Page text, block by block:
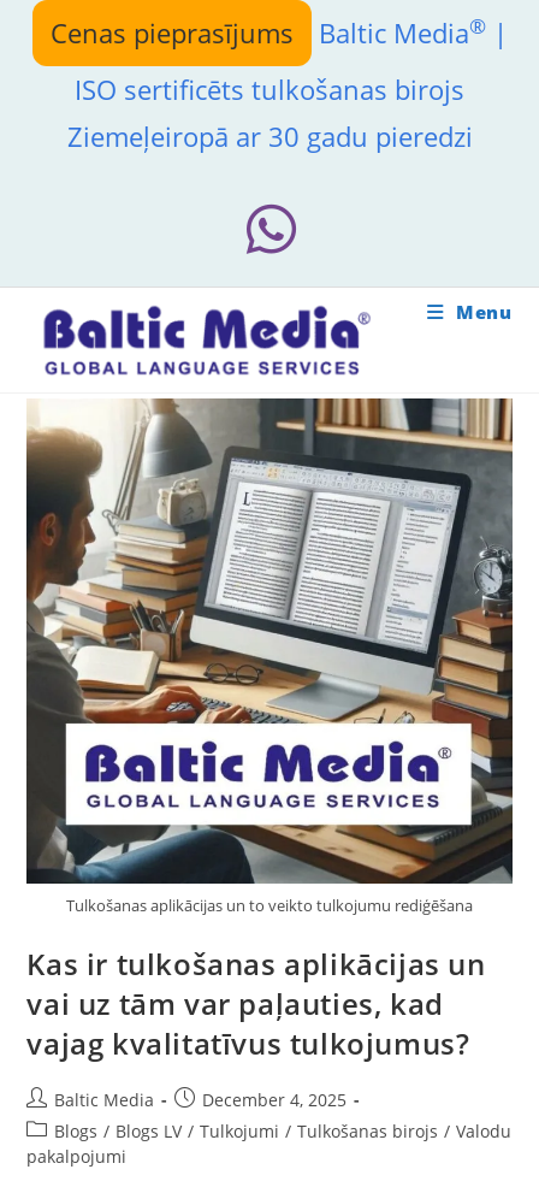
content
Cenas pieprasījums Baltic Media®|
ISO sertificēts tulkošanas birojs
Ziemeļeiropā ar 30 gadu pieredzi
Menu
Tulkošanas aplikācijas un to veikto tulkojumu rediģēšana
Kas ir tulkošanas aplikācijas un
vai uz tām var paļauties, kad
vajag kvalitatīvus tulkojumus?
Post
author:
Baltic Media
Post
published:
December 4, 2025
Post
category:
Blogs / Blogs LV / Tulkojumi / Tulkošanas birojs / Valodu
pakalpojumi